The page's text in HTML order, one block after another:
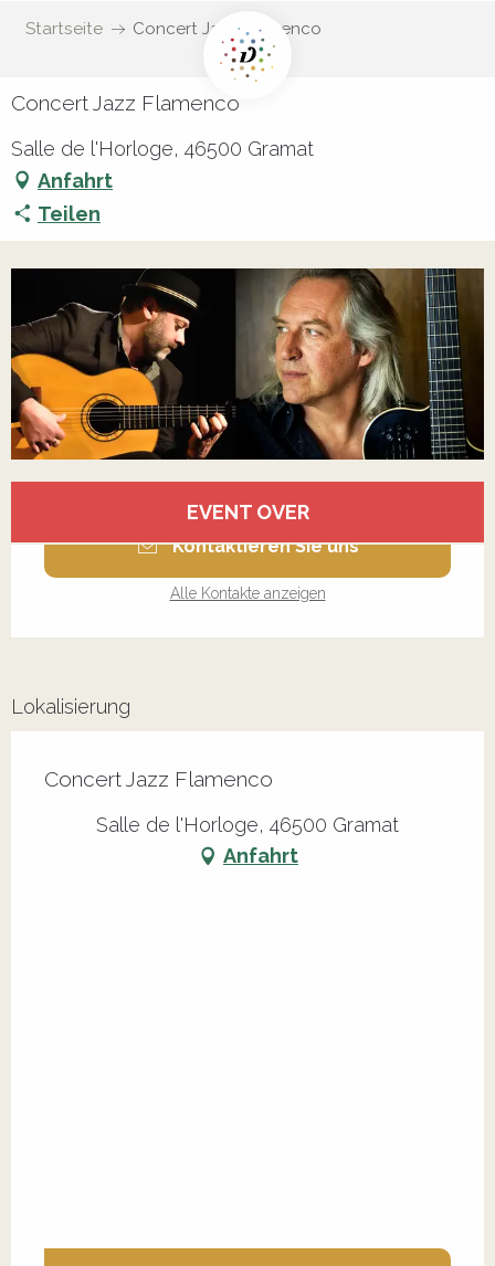
Startseite Concert Jazz Flamenco
Concert Jazz Flamenco
Salle de l'Horloge, 46500 Gramat
Anfahrt
Teilen
EVENT OVER
Kontaktieren Sie uns
Alle Kontakte anzeigen
Lokalisierung
Concert Jazz Flamenco
Salle de l'Horloge, 46500 Gramat
Anfahrt